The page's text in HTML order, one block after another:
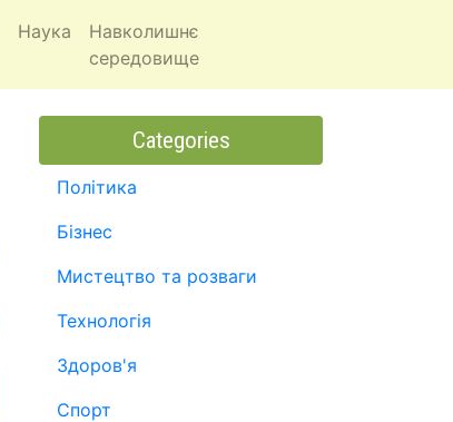
Наука
Навколишнє
середовище
Categories
Політика
Бізнес
Мистецтво та розваги
Технологія
Здоров'я
Спорт